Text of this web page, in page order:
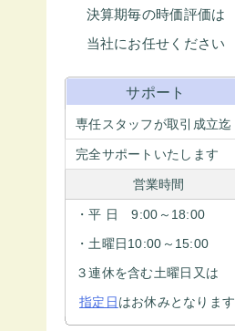
決算期毎の時価評価は
当社にお任せください
サポート
専任スタッフが取引成立迄
完全サポートいたします
営業時間
・平 日 9:00～18:00
・土曜日10:00～15:00
３連休を含む土曜日又は
指定日はお休みとなります